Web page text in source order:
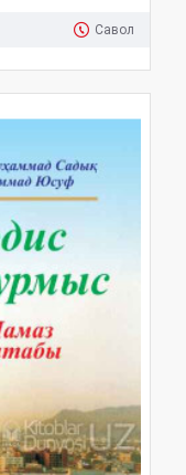
Савол